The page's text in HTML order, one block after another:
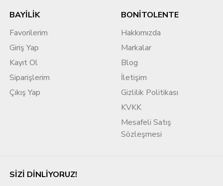
BAYİLİK
Favorilerim
Giriş Yap
Kayıt Ol
Siparişlerim
Çıkış Yap
BONİTOLENTE
Hakkımızda
Markalar
Blog
İletişim
Gizlilik Politikası
KVKK
Mesafeli Satış
Sözleşmesi
SIZI DINLIYORUZ!